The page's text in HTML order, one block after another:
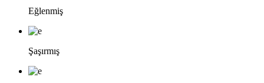
Eğlenmiş
Şaşırmış